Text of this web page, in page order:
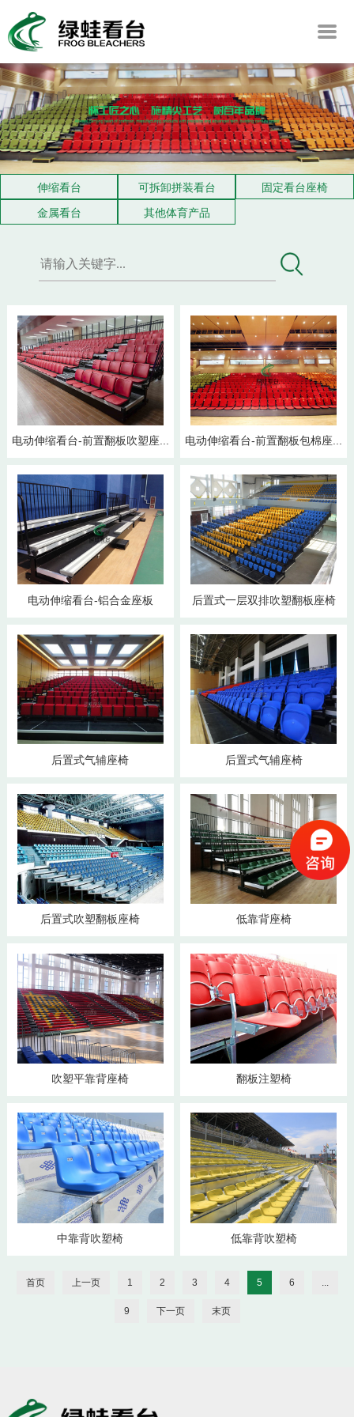
伸缩看台 可拆卸拼装看台
固定看台座椅
金属看台
其他体育产品
电动伸缩看台-前置翻板吹塑座... 电动伸缩看台-前置翻板包棉座...
电动伸缩看台-铝合金座板 后置式一层双排吹塑翻板座椅
后置式气辅座椅 后置式气辅座椅
后置式吹塑翻板座椅 低靠背座椅
吹塑平靠背座椅 翻板注塑椅
中靠背吹塑椅 低靠背吹塑椅
首页 上一页 1 2 3 4 5 6
9 下一页 末页